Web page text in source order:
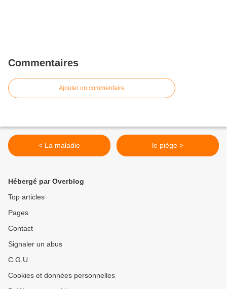
Commentaires
Ajouter un commentaire
< La maladie le piège >
Hébergé par Overblog
Top articles
Pages
Contact
Signaler un abus
C.G.U.
Cookies et données personnelles